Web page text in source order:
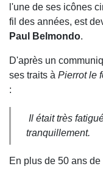
l'une de ses icônes
fil des années, est
Paul Belmondo.
D'après un
ses traits à Pierrot le
:
Il était très
tranquillement.
En plus de 50 ans de